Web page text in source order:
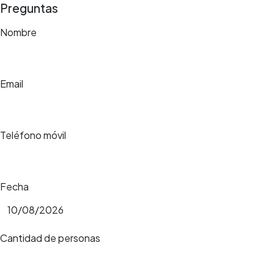
Preguntas
Nombre
Email
Teléfono móvil
Fecha
Cantidad de personas